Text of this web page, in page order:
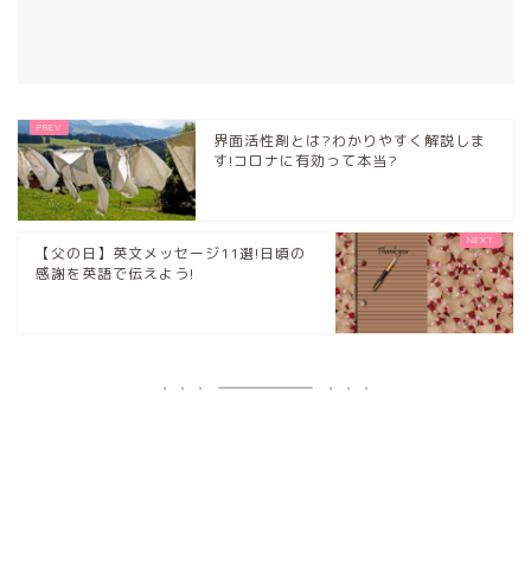
界面活性剤とは?わかりやすく解説しま
す!コロナに有効って本当?
【父の日】英文メッセージ11選!日頃の
感謝を英語で伝えよう!